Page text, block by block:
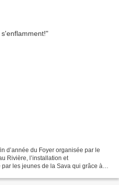
d’année du Foyer organisée par le
Rivière, l’installation et
par les jeunes de la Sava qui grâce à